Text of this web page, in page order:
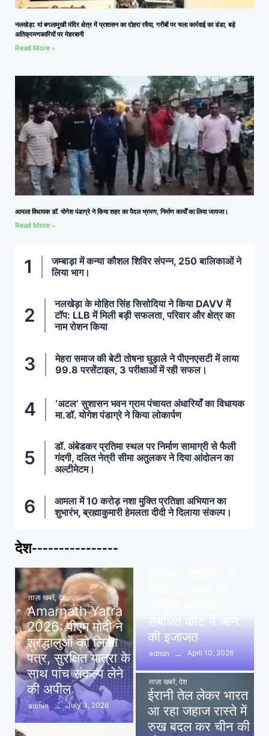
नलखेड़ा: मां बगलामुखी मंदिर क्षेत्र में प्रशासन का दोहरा रवैया, गरीबों पर चला कार्रवाई का डंडा, बड़े
अतिक्रमणकारियों पर मेहरबानी
Read More »
आमला विधायक डॉ. योगेश पंडाग्रे ने किया शहर का पैदल भ्रमण, निर्माण कार्यों का लिया जायजा।
Read More »
जम्बाड़ा में कन्या कौशल शिविर संपन्न, 250 बालिकाओं ने
लिया भाग।
नलखेड़ा के मोहित सिंह सिसोदिया ने किया DAVV में
टॉप: LLB में मिली बड़ी सफलता, परिवार और क्षेत्र का
नाम रोशन किया
मेहरा समाज की बेटी तोषना घुड़ाले ने पीएनएसटी में लाया
99.8 परसेंटाइल, 3 परीक्षाओं में रही सफल।
‘अटल’ सुशासन भवन ग्राम पंचायत अंधारियाँ का विधायक
मा.डॉ. योगेश पंडाग्रे ने किया लोकार्पण
डॉ. अंबेडकर प्रतिमा स्थल पर निर्माण सामाग्री से फैली
गंदगी, दलित नेत्री सीमा अतुलकर ने दिया आंदोलन का
अल्टीमेटम।
आमला में 10 करोड़ नशा मुक्ति प्रतिज्ञा अभियान का
शुभारंभ, ब्रह्माकुमारी हेमलता दीदी ने दिलाया संकल्प।
देश----------------
ताज़ा खबरें, देश
Amarnath Yatra
2026: पीएम मोदी ने
श्रद्धालुओं को लिखा
पत्र, सुरक्षित यात्रा के
साथ पांच संकल्प लेने
की अपील
admin July 3, 2026
संबंधित कोर्ट में जाने
की इजाजत
admin April 10, 2026
ताज़ा खबरें, देश
ईरानी तेल लेकर भारत
आ रहा जहाज रास्ते में
रुख बदल कर चीन की